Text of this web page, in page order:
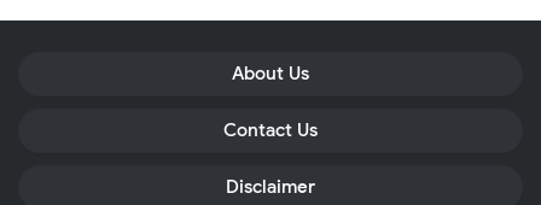
About Us
Contact Us
Disclaimer